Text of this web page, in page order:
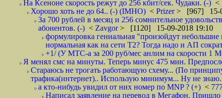
На Ксеноне скорость режут до 256 кбит/сек. Чудаки. (-) <
Хорошо хоть не до 64.. (-) (IMHO) < Prizer> [967] 15-
За 700 рублей в месяц и 256 сомнительное
абонентов. (-) < Zavgor> [1120] 15-09-2018 19:10
формулировка гениальная "произойдут небольшие
нормальная как на сети Т2? Тогда надо и АП
+1/ (У МТС-а за 200 руб/мес анлим на скорости 1
Я менял смс на минуты. Теперь минус 475 мин.
Стараюсь не трогать работающую схему... (По
трафика(интернет).. Использую минимум... Ну не
а кто-нибудь увидил от них номер по MNP ? (+) <
Написал заявление на перевод в Мегафон.